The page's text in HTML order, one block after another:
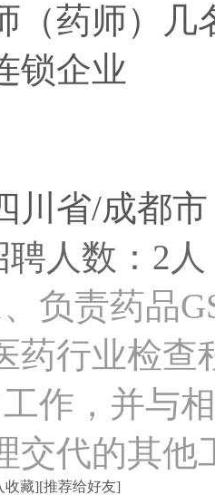
（药师）几
锁企业
川省/成都市
人数：2
负责药品
药行业检
作，并与
交代的其他
收藏][推荐给好友]